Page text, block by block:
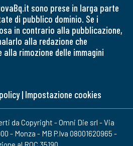
sono prese in larga parte
di pubblico dominio. Se i
in contrario alla pubblicazione,
alla redazione che
rimozione delle immagini
| Impostazione cookies
da Copyright - Omni Die srl - Via
- Monza - MB P.Iva 08001620965 -